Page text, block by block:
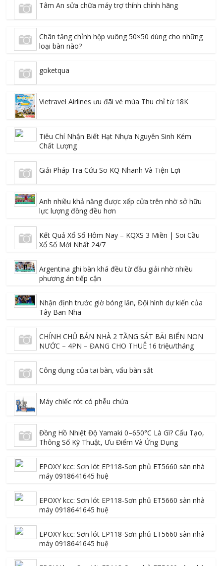
Tâm An sửa chữa máy trợ thính chính hãng
Chân tăng chỉnh hộp vuông 50×50 dùng cho những
loại bàn nào?
goketqua
Vietravel Airlines ưu đãi vé mùa Thu chỉ từ 18K
Tiêu Chí Nhận Biết Hạt Nhựa Nguyên Sinh Kém
Chất Lượng
Giải Pháp Tra Cứu So KQ Nhanh Và Tiện Lợi
Anh nhiều khả năng được xếp cửa trên nhờ sở hữu
lực lượng đồng đều hơn
Kết Quả Xổ Số Hôm Nay – KQXS 3 Miền | Soi Cầu
Xổ Số Mới Nhất 24/7
Argentina ghi bàn khá đều từ đầu giải nhờ nhiều
phương án tiếp cận
Nhận định trước giờ bóng lăn, Đội hình dự kiến của
Tây Ban Nha
CHÍNH CHỦ BÁN NHÀ 2 TẦNG SÁT BÃI BIỂN NON
NƯỚC – 4PN – ĐANG CHO THUÊ 16 triệu/tháng
Công dụng của tai bàn, vấu bàn sắt
Máy chiếc rót có phễu chứa
Đồng Hồ Nhiệt Độ Yamaki 0–650°C Là Gì? Cấu Tạo,
Thông Số Kỹ Thuật, Ưu Điểm Và Ứng Dụng
EPOXY kcc: Sơn lót EP118-Sơn phủ ET5660 sàn nhà
máy 0918641645 huệ
EPOXY kcc: Sơn lót EP118-Sơn phủ ET5660 sàn nhà
máy 0918641645 huệ
EPOXY kcc: Sơn lót EP118-Sơn phủ ET5660 sàn nhà
máy 0918641645 huệ